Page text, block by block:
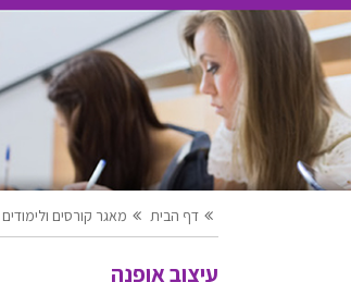
דף הבית מאגר קורסים ולימודים
עיצוב אופנה